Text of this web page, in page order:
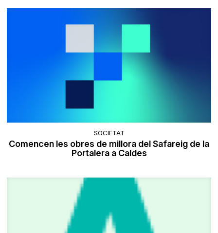
SOCIETAT
Comencen les obres de millora del Safareig de la
Portalera a Caldes